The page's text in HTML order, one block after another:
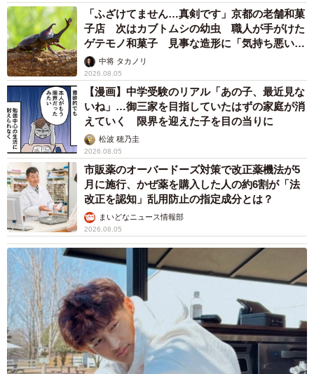
「ふざけてません…真剣です」京都の老舗和菓
子店 次はカブトムシの幼虫 職人が手がけた
ゲテモノ和菓子 見事な造形に「気持ち悪いく
らいリアル」
中将 タカノリ
2026.08.05
【漫画】中学受験のリアル「あの子、最近見な
いね」…御三家を目指していたはずの家庭が消
えていく 限界を迎えた子を目の当りに
松波 穂乃圭
2026.08.05
市販薬のオーバードーズ対策で改正薬機法が5
月に施行、かぜ薬を購入した人の約6割が「法
改正を認知」乱用防止の指定成分とは？
まいどなニュース情報部
2026.08.05